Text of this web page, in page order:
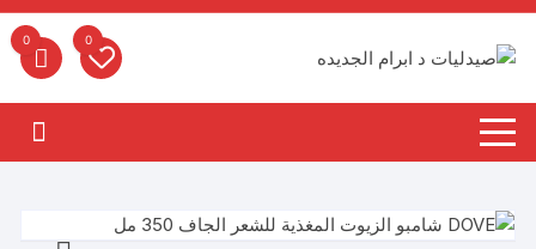
التجاوز
إلى
المحتوى
0
0